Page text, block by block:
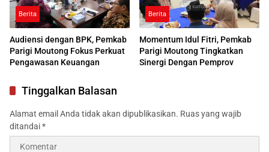
Berita
Audiensi dengan BPK, Pemkab
Parigi Moutong Fokus Perkuat
Pengawasan Keuangan
Berita
Momentum Idul Fitri, Pemkab
Parigi Moutong Tingkatkan
Sinergi Dengan Pemprov
Tinggalkan Balasan
Alamat email Anda tidak akan dipublikasikan. Ruas yang wajib
ditandai*